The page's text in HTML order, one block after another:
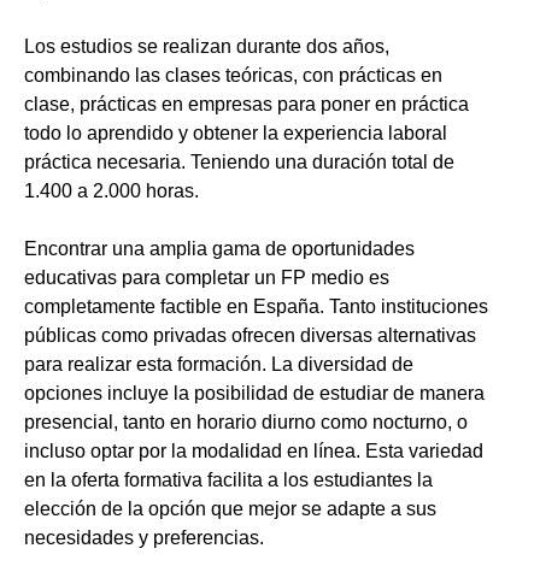
Los estudios se realizan durante dos años,
combinando las clases teóricas, con prácticas en
clase, prácticas en empresas para poner en práctica
todo lo aprendido y obtener la experiencia laboral
práctica necesaria. Teniendo una duración total de
1.400 a 2.000 horas.
Encontrar una amplia gama de oportunidades
educativas para completar un FP medio es
completamente factible en España. Tanto instituciones
públicas como privadas ofrecen diversas alternativas
para realizar esta formación. La diversidad de
opciones incluye la posibilidad de estudiar de manera
presencial, tanto en horario diurno como nocturno, o
incluso optar por la modalidad en línea. Esta variedad
en la oferta formativa facilita a los estudiantes la
elección de la opción que mejor se adapte a sus
necesidades y preferencias.